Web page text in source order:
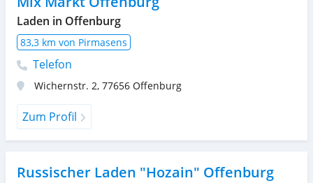
Laden in Offenburg
83,3 km von Pirmasens
Telefon
Wichernstr. 2, 77656 Offenburg
Zum Profil
Russischer Laden "Hozain" Offenburg